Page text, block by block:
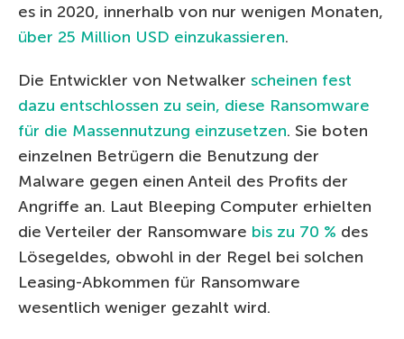
es in 2020, innerhalb von nur wenigen Monaten,
über 25 Million USD einzukassieren.
Die Entwickler von Netwalker scheinen fest
dazu entschlossen zu sein, diese Ransomware
für die Massennutzung einzusetzen. Sie boten
einzelnen Betrügern die Benutzung der
Malware gegen einen Anteil des Profits der
Angriffe an. Laut Bleeping Computer erhielten
die Verteiler der Ransomware bis zu 70 % des
Lösegeldes, obwohl in der Regel bei solchen
Leasing-Abkommen für Ransomware
wesentlich weniger gezahlt wird.